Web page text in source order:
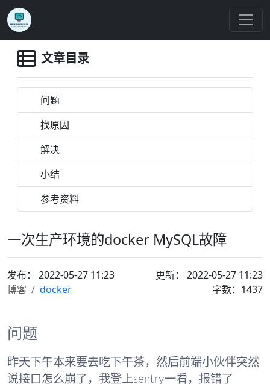
文章目录
问题
找原因
解决
小结
参考资料
一次生产环境的docker MySQL故障
发布： 2022-05-27 11:23
更新： 2022-05-27 11:23
博客
docker 字数：1437
问题
昨天下午本来要去吃下午茶，然后前端小伙伴突然
说接口怎么崩了，我登上sentry一看，报错了